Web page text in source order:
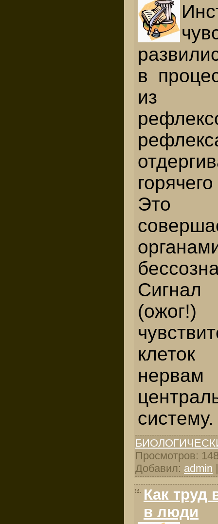
в
из
Это
систему.
Просмотров:
Добавил: admin
Как труд
в люди